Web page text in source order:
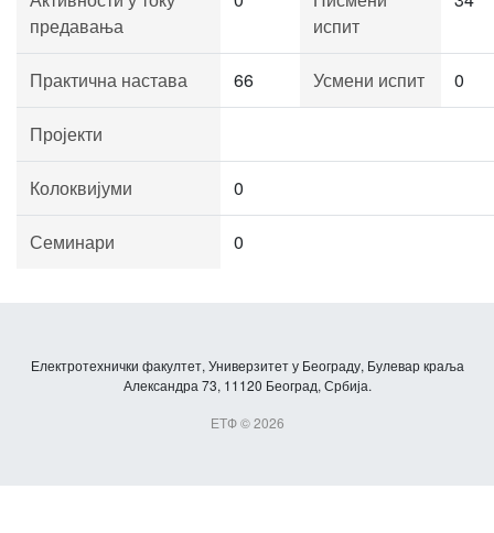
предавања
испит
Практична настава 66 Усмени испит 0
Пројекти
Колоквијуми 0
Семинари 0
Електротехнички факултет, Универзитет у Београду, Булевар краља
Александра 73, 11120 Београд, Србија.
ЕТФ © 2026